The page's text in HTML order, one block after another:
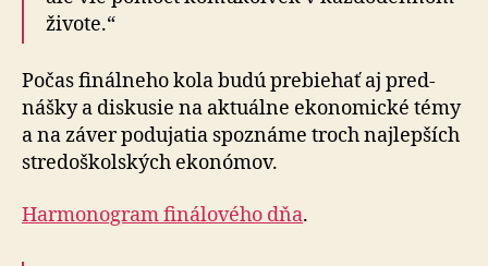
živote.“
Počas finálneho kola budú prebiehať aj pred­
náš­ky a dis­ku­sie na aktu­álne eko­no­mické témy
a na záver po­du­ja­tia spoznáme troch naj­lepších
stredo­školských eko­nó­mov.
Harmonogram finálového dňa.